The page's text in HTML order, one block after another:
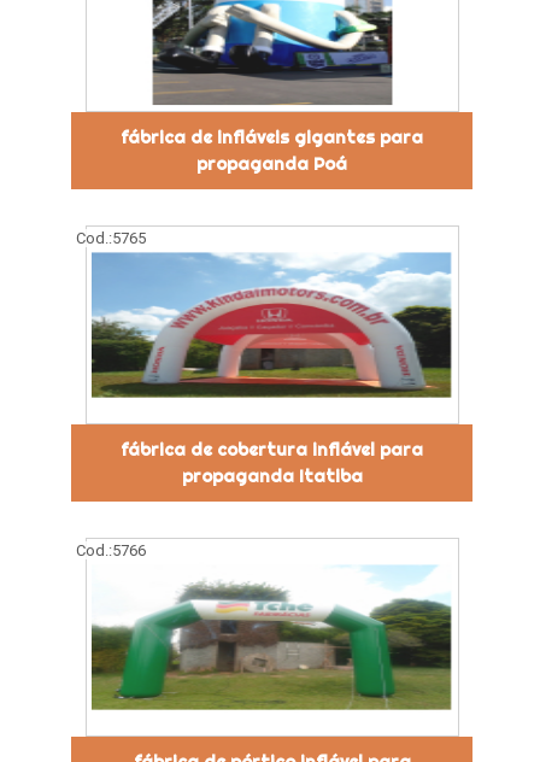
fábrica de infláveis gigantes para
propaganda Poá
Cod.:5765
fábrica de cobertura inflável para
propaganda Itatiba
Cod.:5766